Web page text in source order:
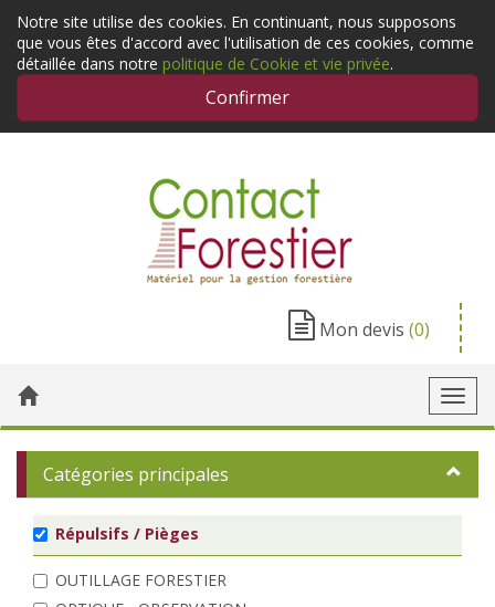
Notre site utilise des cookies. En continuant, nous supposons
que vous êtes d'accord avec l'utilisation de ces cookies, comme
détaillée dans notre politique de Cookie et vie privée.
Confirmer
Mon devis (0)
Catégories principales
Répulsifs / Pièges
OUTILLAGE FORESTIER